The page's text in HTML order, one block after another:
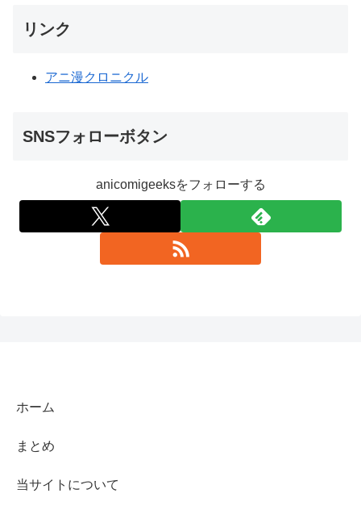
リンク
アニ漫クロニクル
SNSフォローボタン
anicomigeeksをフォローする
ホーム
まとめ
当サイトについて